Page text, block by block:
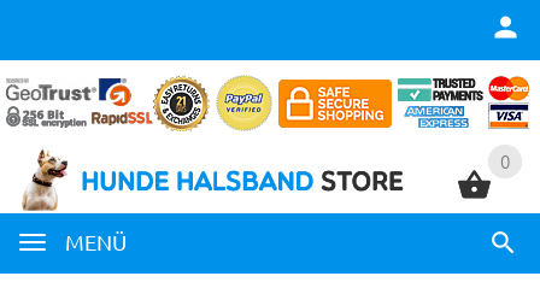
0
MENÜ
0